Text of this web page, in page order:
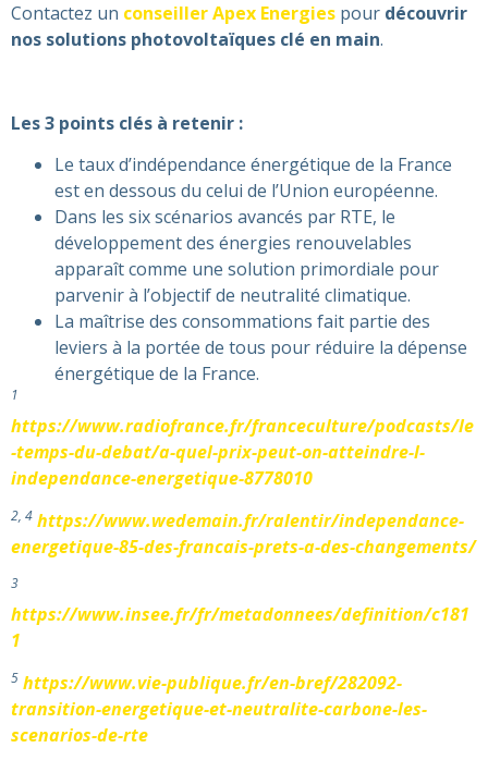
Contactez un conseiller Apex Energies pour découvrir
nos solutions photovoltaïques clé en main.
Les 3 points clés à retenir :
Le taux d’indépendance énergétique de la France
est en dessous du celui de l’Union européenne.
Dans les six scénarios avancés par RTE, le
développement des énergies renouvelables
apparaît comme une solution primordiale pour
parvenir à l’objectif de neutralité climatique.
La maîtrise des consommations fait partie des
leviers à la portée de tous pour réduire la dépense
énergétique de la France.
1
https://www.radiofrance.fr/franceculture/podcasts/le
-temps-du-debat/a-quel-prix-peut-on-atteindre-l-
independance-energetique-8778010
2, 4 https://www.wedemain.fr/ralentir/independance-
energetique-85-des-francais-prets-a-des-changements/
3
https://www.insee.fr/fr/metadonnees/definition/c181
1
5 https://www.vie-publique.fr/en-bref/282092-
transition-energetique-et-neutralite-carbone-les-
scenarios-de-rte